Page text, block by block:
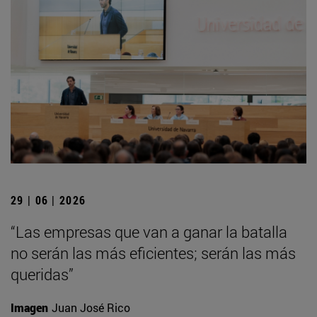
29 | 06 | 2026
“Las empresas que van a ganar la batalla
no serán las más eficientes; serán las más
queridas”
Imagen Juan José Rico